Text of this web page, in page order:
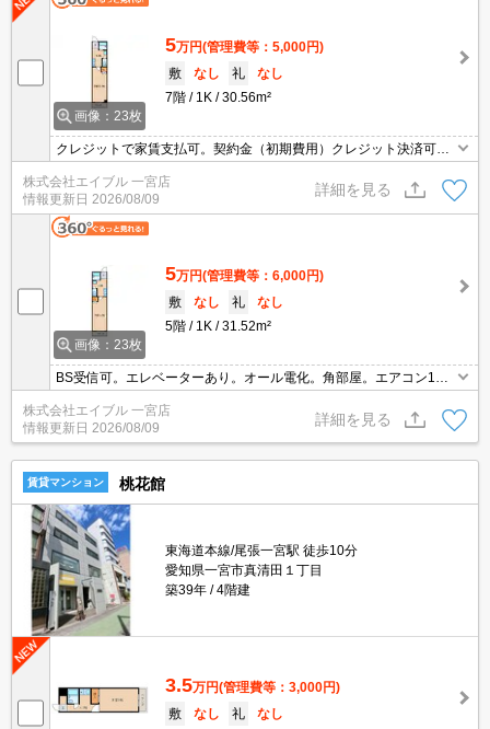
画像：23枚
5万円(管理費等：5,000円)
敷
なし 礼
なし
7階
1K 30.56m²
クレジットで家賃支払可。契約金（初期費用）クレジット決済可。
コンビニへ80m。ドラッグストアへ250m。スーパーへ623m。保証
委託料（賃料総額に対し、初回額50％、月額2％）。
株式会社エイブル 一宮店
情報更新日 2026/08/09
詳細を見る
画像：23枚
5万円(管理費等：6,000円)
敷
なし 礼
なし
5階
1K 31.52m²
BS受信可。エレベーターあり。オール電化。角部屋。エアコン1基
付き。保証委託料（賃料総額に対し、初回額50％、月額2％）。
株式会社エイブル 一宮店
情報更新日 2026/08/09
詳細を見る
賃貸マンション 桃花館
東海道本線/尾張一宮駅 徒歩10分
愛知県一宮市真清田１丁目
築39年
4階建
3.5万円(管理費等：3,000円)
敷
なし 礼 なし